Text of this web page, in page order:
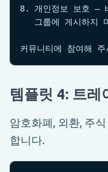
8. 개인정보 보호 —
그룹에 게시하지
커뮤니티에 참여해
템플릿 4: 트레
암호화폐, 외환, 주
합니다.